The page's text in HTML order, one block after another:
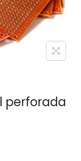
perforada